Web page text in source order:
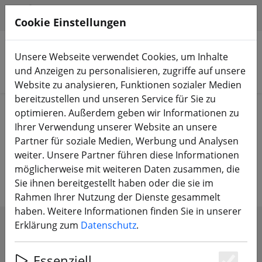
Produkte suchen
Start Zubehör Parcours
FPV Racing Parcours – Deine eigene
Rennstrecke, überall
FILTER ANZEIGEN
Cookie Einstellungen
Unsere Webseite verwendet Cookies, um Inhalte
und Anzeigen zu personalisieren, zugriffe auf unsere
Website zu analysieren, Funktionen sozialer Medien
bereitzustellen und unseren Service für Sie zu
optimieren. Außerdem geben wir Informationen zu
Ihrer Verwendung unserer Website an unsere
Partner für soziale Medien, Werbung und Analysen
weiter. Unsere Partner führen diese Informationen
möglicherweise mit weiteren Daten zusammen, die
Sie ihnen bereitgestellt haben oder die sie im
Rahmen Ihrer Nutzung der Dienste gesammelt
haben. Weitere Informationen finden Sie in unserer
Erklärung zum Datenschutz.